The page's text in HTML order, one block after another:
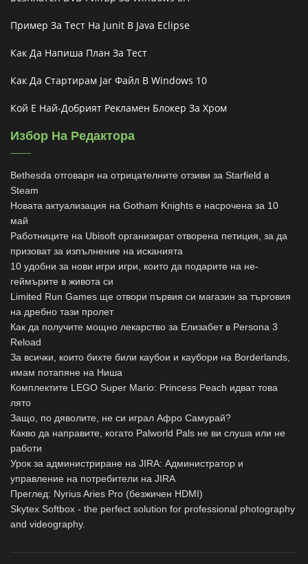
Пример За Тест На Junit В Java Eclipse
Как Да Напиша План За Тест
Как Да Стартирам Jar Файл В Windows 10
Кой Е Най-Добрият Рекламен Блокер За Хром
Избор На Редактора
Bethesda отговаря на отрицателните отзиви за Starfield в
Steam
Новата актуализация на Gotham Knights е насрочена за 10
май
Работниците на Ubisoft организират отворена петиция, за да
призоват за изпълнение на исканията
10 удобни за нови игри игри, които да подарите на не-
геймърите в живота си
Limited Run Games ще отвори първия си магазин за търговия
на дребно тази пролет
Как да получите мощно лекарство за Елизабет в Persona 3
Reload
За всички, които бихте били каубои и каубори на Borderlands,
имам потапяне на Ниша
Комплектите LEGO Super Mario: Princess Peach идват това
лято
Защо, по дяволите, не си играл Афро Самурай?
Какво да направите, когато Palworld Pals не ви слуша или не
работи
Урок за администриране на JIRA: Администратор и
управление на потребители на JIRA
Преглед: Nyrius Aries Pro (безжичен HDMI)
Skytex Softbox - the perfect solution for professional photography
and videography.